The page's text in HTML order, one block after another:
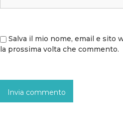
Salva il mio nome, email e sito
la prossima volta che commento.